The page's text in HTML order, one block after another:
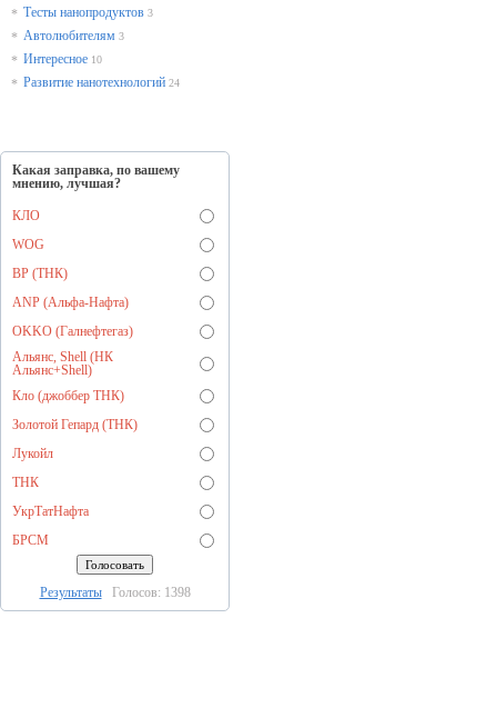
* Тесты нанопродуктов 3
* Автолюбителям 3
* Интересное 10
* Развитие нанотехнологий 24
Какая заправка, по вашему
мнению, лучшая?
КЛО
WOG
BP (ТНК)
ANP (Альфа-Нафта)
OKKO (Галнефтегаз)
Альянс, Shell (НК
Альянс+Shell)
Кло (джоббер ТНК)
Золотой Гепард (ТНК)
Лукойл
ТНК
УкрТатНафта
БРСМ
РезультатыГолосов: 1398